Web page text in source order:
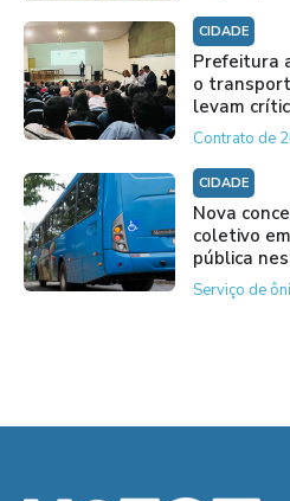
CIDADE
Prefeitura
o
levam
Contrato de
CIDADE
Nova
coletivo
pública
Serviço de